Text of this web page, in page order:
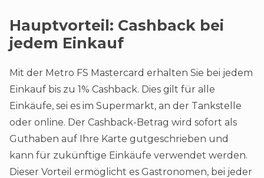
Hauptvorteil: Cashback bei
jedem Einkauf
Mit der Metro FS Mastercard erhalten Sie bei jedem
Einkauf bis zu 1% Cashback. Dies gilt für alle
Einkäufe, sei es im Supermarkt, an der Tankstelle
oder online. Der Cashback-Betrag wird sofort als
Guthaben auf Ihre Karte gutgeschrieben und
kann für zukünftige Einkäufe verwendet werden.
Dieser Vorteil ermöglicht es Gastronomen, bei jeder